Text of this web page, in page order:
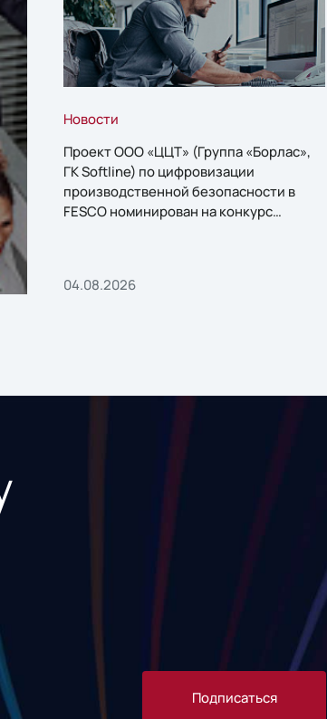
Новости
Проект ООО «ЦЦТ» (Группа «Борлас»,
ГК Softline) по цифровизации
производственной безопасности в
FESCO номинирован на конкурс
04.08.2026
Подписаться